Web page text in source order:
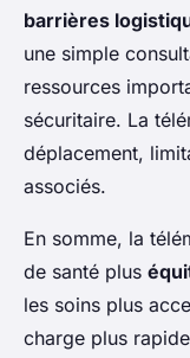
barrières
une simple
ressources
sécuritaire. La
déplacement,
associés.
En somme, la
de santé plus
les soins plus
charge plus